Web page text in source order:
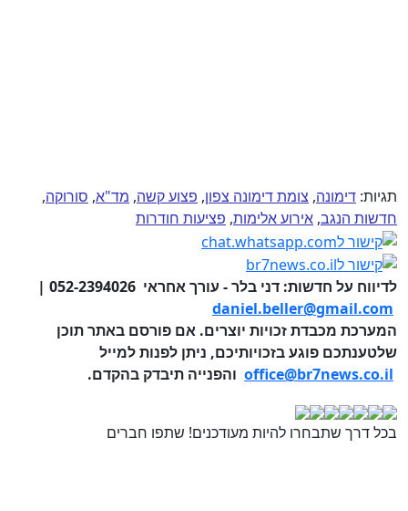
תגיות: דימונה, צומת דימונה צפון, פצוע קשה, מד"א, סורוקה,
חדשות הנגב, אירוע אלימות, פציעות חודרות
לדיווח על חדשות: דני בלר - עורך אחראי 052-2394026 |
daniel.beller@gmail.com
המערכת מכבדת זכויות יוצרים. אם פורסם באתר תוכן
שלטענתכם פוגע בזכויותיכם, ניתן לפנות למייל
office@br7news.co.il והפנייה תיבדק בהקדם.
בכל דרך שתבחרו להיות מעודכנים! שתפו חברים